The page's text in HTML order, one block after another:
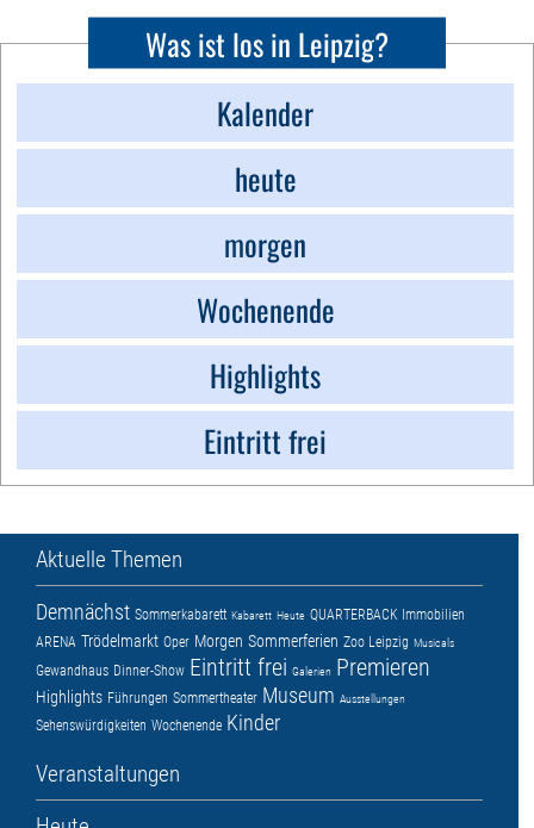
Was ist los in Leipzig?
Kalender
heute
morgen
Wochenende
Highlights
Eintritt frei
Aktuelle Themen
Demnächst Sommerkabarett Kabarett Heute QUARTERBACK Immobilien
ARENA Trödelmarkt Oper Morgen Sommerferien Zoo Leipzig Musicals
Gewandhaus Dinner-Show Eintritt frei Galerien Premieren
Highlights Führungen Sommertheater Museum Ausstellungen
Sehenswürdigkeiten Wochenende Kinder
Veranstaltungen